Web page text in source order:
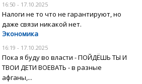
16:50 - 17.10.2025
Налоги не то что не гарантируют, но
даже связи никакой нет.
Экономика
16:19 - 17.10.2025
Пока я буду во власти - ПОЙДЁШЬ ТЫ И
ТВОИ ДЕТИ ВОЕВАТЬ - в разные
афганы,...